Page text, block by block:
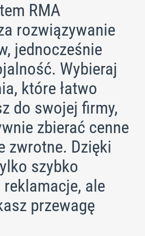
RMA
rozwiązywanie
jednocześnie
Wybieraj
które łatwo
do swojej firmy,
zbierać cenne
zwrotne. Dzięki
szybko
reklamacje, ale
przewagę